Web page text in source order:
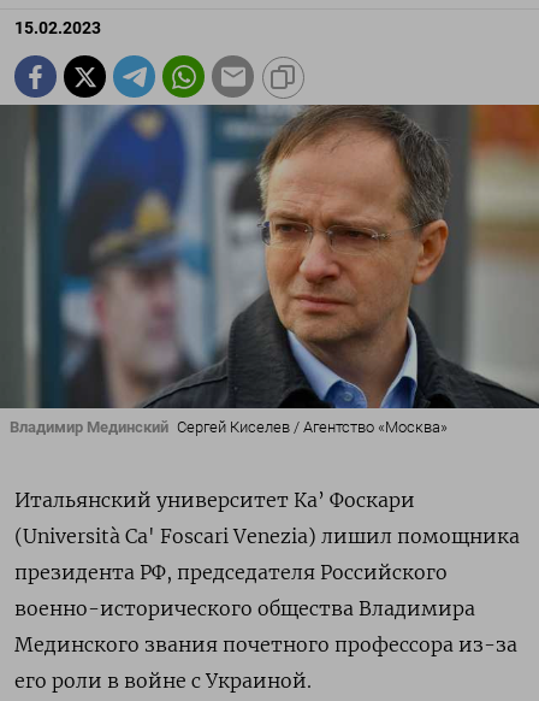
15.02.2023
Владимир Мединский Сергей Киселев / Агентство «Москва»
Итальянский университет Ка’ Фоскари
(Università Ca' Foscari Venezia) лишил помощника
президента РФ, председателя Российского
военно-исторического общества Владимира
Мединского звания почетного профессора из-за
его роли в войне с Украиной.